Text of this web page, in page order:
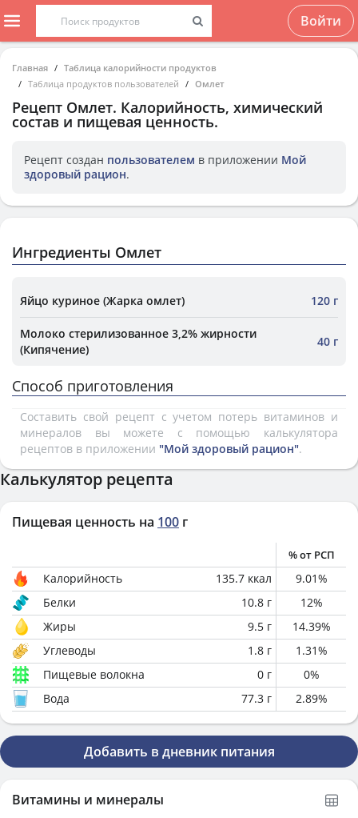
Войти
Главная
Таблица калорийности продуктов
Таблица продуктов пользователей
Омлет
Рецепт Омлет. Калорийность, химический
состав и пищевая ценность.
Рецепт создан пользователем в приложении Мой
здоровый рацион.
Ингредиенты Омлет
Яйцо куриное (Жарка омлет) 120 г
Молоко стерилизованное 3,2% жирности
(Кипячение)
40 г
Способ приготовления
Составить свой рецепт с учетом потерь витаминов и
минералов вы можете с помощью калькулятора
рецептов в приложении "Мой здоровый рацион".
Калькулятор рецепта
Пищевая ценность на 100 г
% от РСП
Калорийность 135.7 ккал 9.01%
Белки
10.8 г 12%
Жиры
9.5 г 14.39%
Углеводы
1.8 г 1.31%
Пищевые волокна
0 г 0%
Вода
77.3 г 2.89%
Добавить в дневник питания
Витамины и минералы